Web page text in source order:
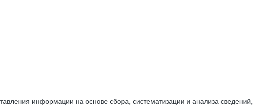
информации на основе сбора, систематизации и анализа сведений,